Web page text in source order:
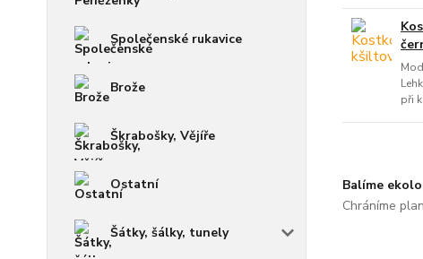
Společenské rukavice
Brože
Škrabošky, Vějíře
Ostatní
Šátky, šálky, tunely
při
Balíme
Chráníme